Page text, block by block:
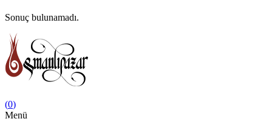
Sonuç bulunamadı.
(0)
Menü